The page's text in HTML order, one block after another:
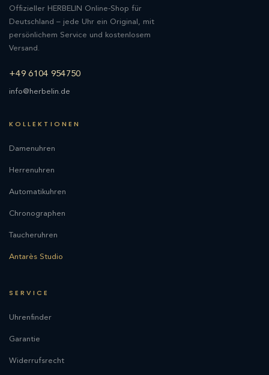
Offizieller HERBELIN Online-Shop für
Deutschland – jede Uhr ein Original, mit
persönlichem Service und kostenlosem
Versand.
+49 6104 954750
info@herbelin.de
KOLLEKTIONEN
Damenuhren
Herrenuhren
Automatikuhren
Chronographen
Taucheruhren
Antarès Studio
SERVICE
Uhrenfinder
Garantie
Widerrufsrecht